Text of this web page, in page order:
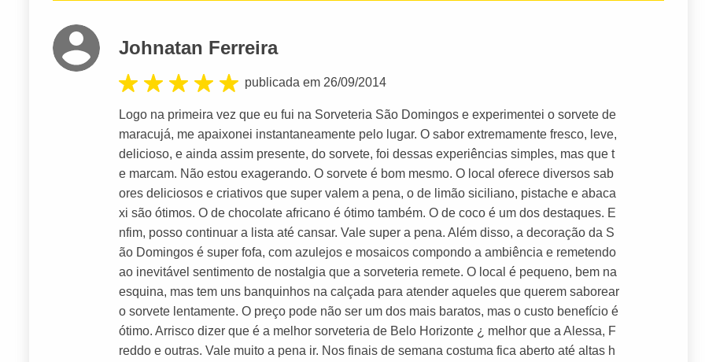
Johnatan Ferreira
publicada em 26/09/2014
Logo na primeira vez que eu fui na Sorveteria São Domingos e experimentei o sorvete de
maracujá, me apaixonei instantaneamente pelo lugar. O sabor extremamente fresco, leve,
delicioso, e ainda assim presente, do sorvete, foi dessas experiências simples, mas que t
e marcam. Não estou exagerando. O sorvete é bom mesmo. O local oferece diversos sab
ores deliciosos e criativos que super valem a pena, o de limão siciliano, pistache e abaca
xi são ótimos. O de chocolate africano é ótimo também. O de coco é um dos destaques. E
nfim, posso continuar a lista até cansar. Vale super a pena. Além disso, a decoração da S
ão Domingos é super fofa, com azulejos e mosaicos compondo a ambiência e remetendo
ao inevitável sentimento de nostalgia que a sorveteria remete. O local é pequeno, bem na
esquina, mas tem uns banquinhos na calçada para atender aqueles que querem saborear
o sorvete lentamente. O preço pode não ser um dos mais baratos, mas o custo benefício é
ótimo. Arrisco dizer que é a melhor sorveteria de Belo Horizonte ¿ melhor que a Alessa, F
reddo e outras. Vale muito a pena ir. Nos finais de semana costuma fica aberto até altas h